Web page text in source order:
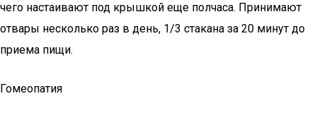
чего настаивают под крышкой еще полчаса. Принимают
отвары несколько раз в день, 1/3 стакана за 20 минут до
приема пищи.
Гомеопатия